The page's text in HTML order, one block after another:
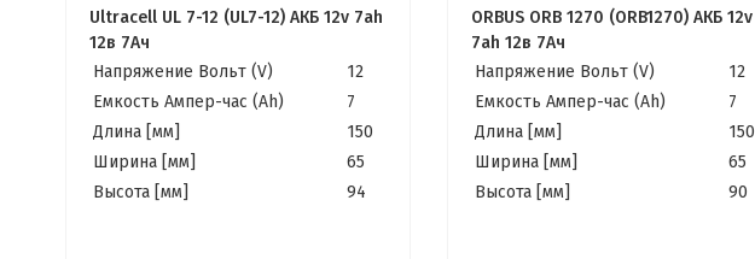
Ultracell UL 7-12 (UL7-12) АКБ 12v 7ah
12в 7Ач
Напряжение Вольт (V)
12
Емкость Ампер-час (Ah)
7
Длина [мм]
150
Ширина [мм]
65
Высота [мм]
94
ORBUS ORB 1270 (ORB1270) АКБ 12v
7ah 12в 7Ач
Напряжение Вольт (V)
12
Емкость Ампер-час (Ah)
7
Длина [мм]
150
Ширина [мм]
65
Высота [мм]
90